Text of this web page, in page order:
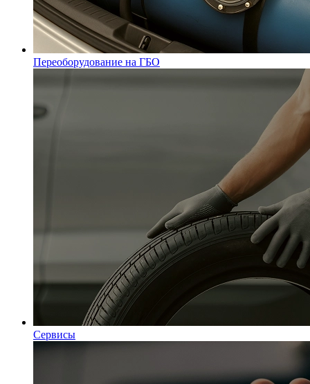
Переоборудование на ГБО
Сервисы